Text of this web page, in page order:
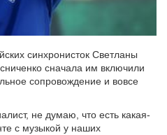
синхронисток Светланы
сначала им включили
сопровождение и вовсе
не думаю, что есть какая-
с музыкой у наших